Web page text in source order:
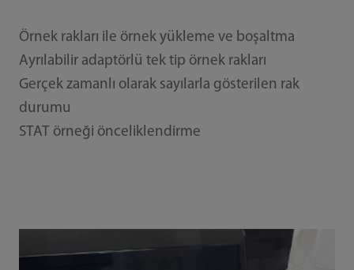
Örnek rakları ile örnek yükleme ve boşaltma
Ayrılabilir adaptörlü tek tip örnek rakları
Gerçek zamanlı olarak sayılarla gösterilen rak
durumu
STAT örneği önceliklendirme